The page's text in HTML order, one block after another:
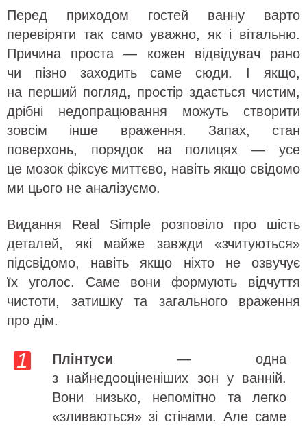
Перед приходом гостей ванну варто
перевіряти так само уважно, як і вітальню.
Причина проста — кожен відвідувач рано
чи пізно заходить саме сюди. І якщо,
на перший погляд, простір здається чистим,
дрібні недопрацювання можуть створити
зовсім інше враження. Запах, стан
поверхонь, порядок на полицях — усе
це мозок фіксує миттєво, навіть якщо свідомо
ми цього не аналізуємо.
Видання Real Simple розповіло про шість
деталей, які майже завжди «зчитуються»
підсвідомо, навіть якщо ніхто не озвучує
їх уголос. Саме вони формують відчуття
чистоти, затишку та загального враження
про дім.
Плінтуси — одна
з найнедооціненіших зон у ванній.
Вони низько, непомітно та легко
«зливаються» зі стінами. Але саме